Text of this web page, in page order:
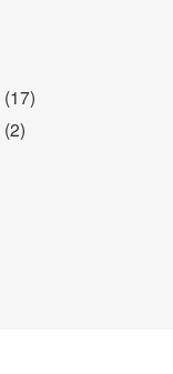
(17)
(2)